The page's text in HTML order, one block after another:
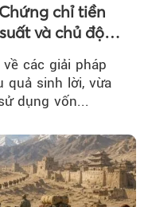
chỉ tiền
và chủ động
các giải pháp
quả sinh lời, vừa
dụng vốn...